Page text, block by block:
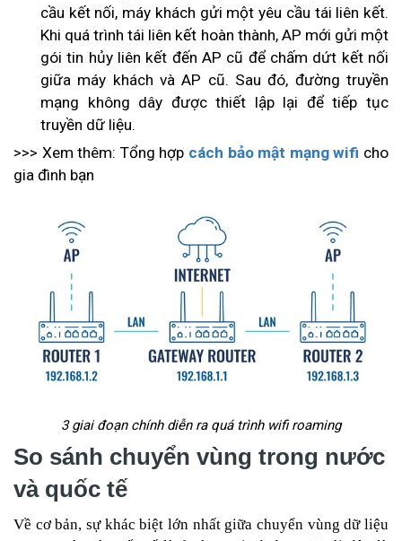
cầu kết nối, máy khách gửi một yêu cầu tái liên kết.
Khi quá trình tái liên kết hoàn thành, AP mới gửi một
gói tin hủy liên kết đến AP cũ để chấm dứt kết nối
giữa máy khách và AP cũ. Sau đó, đường truyền
mạng không dây được thiết lập lại để tiếp tục
truyền dữ liệu.
>>> Xem thêm: Tổng hợp cách bảo mật mạng wifi cho
gia đình bạn
3 giai đoạn chính diễn ra quá trình wifi roaming
So sánh chuyển vùng trong nước
và quốc tế
Về cơ bản, sự khác biệt lớn nhất giữa chuyển vùng dữ liệu